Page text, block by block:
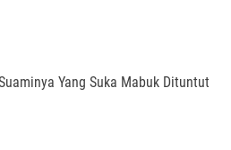
Yang Suka Mabuk Dituntut